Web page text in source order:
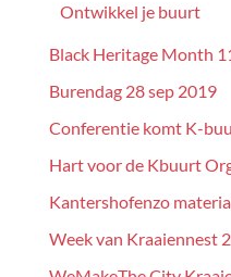
Ontwikkel je buurt
Black Heritage Month
Burendag 28 sep 2019
Conferentie komt K-
Hart voor de Kbuurt
Kantershofenzo
Week van Kraaiennest